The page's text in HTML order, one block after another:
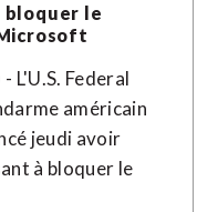
bloquer le
L'U.S. Federal
américain
jeudi avoir
à bloquer le